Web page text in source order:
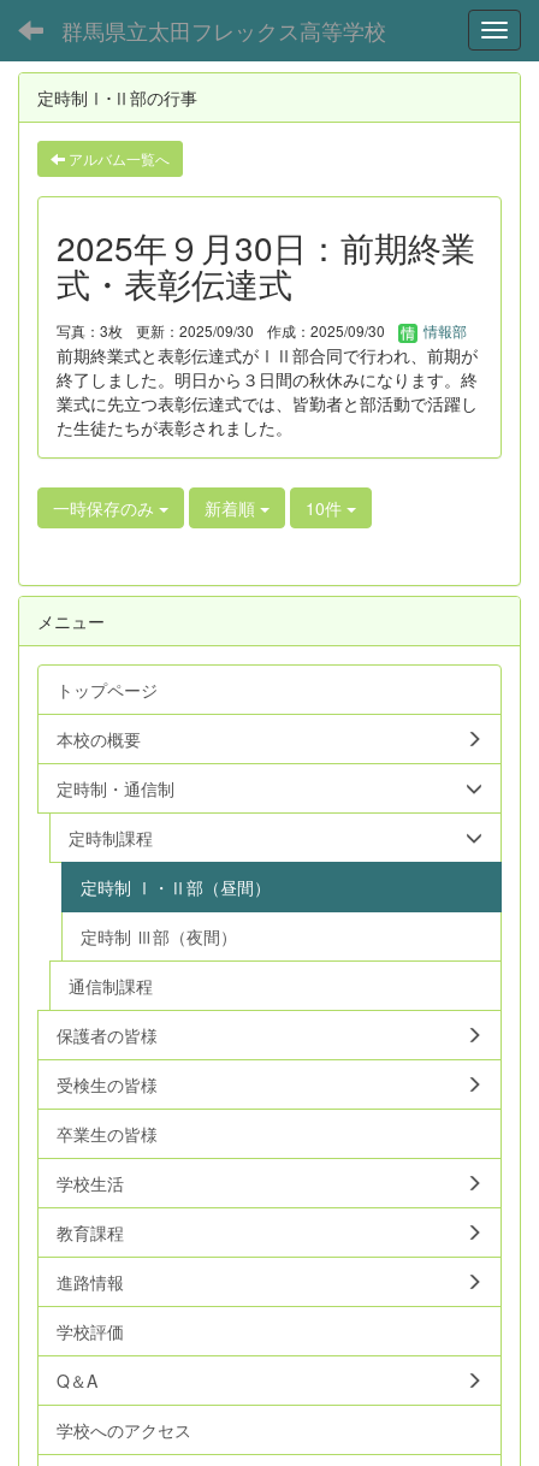
群馬県立太田フレックス高等学校
定時制Ⅰ･Ⅱ部の行事
アルバム一覧へ
2025年９月30日：前期終業
式・表彰伝達式
写真：3枚 更新：2025/09/30 作成：2025/09/30 情報部
前期終業式と表彰伝達式がⅠⅡ部合同で行われ、前期が
終了しました。明日から３日間の秋休みになります。終
業式に先立つ表彰伝達式では、皆勤者と部活動で活躍し
た生徒たちが表彰されました。
一時保存のみ 新着順 10件
メニュー
トップページ
本校の概要
定時制・通信制
定時制課程
定時制 Ⅰ・Ⅱ部（昼間）
定時制 Ⅲ部（夜間）
通信制課程
保護者の皆様
受検生の皆様
卒業生の皆様
学校生活
教育課程
進路情報
学校評価
Q＆A
学校へのアクセス